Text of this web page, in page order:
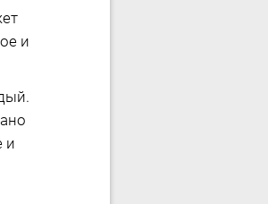
и
и